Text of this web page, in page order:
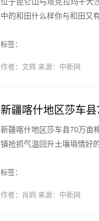
中的和田什么样你与和田又
标签：
作者：文辉来源：中新网
新疆喀什地区莎车
新疆喀什地区莎车县70万亩
镇抢抓气温回升土壤墒情好
标签：
作者：肖鸥来源：中新网